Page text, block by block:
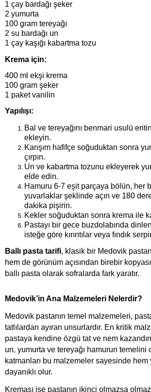
1 çay bardağı şeker
2 yumurta
100 gram tereyağı
2 su bardağı un
1 çay kaşığı kabartma tozu
Krema için:
400 ml ekşi krema
100 gram şeker
1 paket vanilin
Yapılışı:
Bal ve tereyağını benmari usulü
ekleyin.
Karışım hafifçe soğuduktan sonra
çırpın.
Un ve kabartma tozunu ekleyerek
elde edin.
Hamuru 6-7 eşit parçaya bölün, her
yuvarlaklar şeklinde açın ve 180
dakika pişirin.
Kekler soğuduktan sonra krema ile
Pastayı bir gece buzdolabında
isteğe göre kırıntılar veya fındık
Ballı pasta tarifi, klasik bir Medovik
hem de görünüm açısından birebir
ballı pasta olarak sofralarda fark yaratır.
Medovik’in Ana Malzemeleri Nelerdir?
Medovik pastanın temel malzemeleri,
tatlılardan ayıran unsurlardır. En kritik
pastaya kendine özgü tat ve nem
un, yumurta ve tereyağı hamurun temelini
katmanları bu malzemeler sayesinde
dayanıklı olur.
Kreması ise pastanın ikinci olmazsa